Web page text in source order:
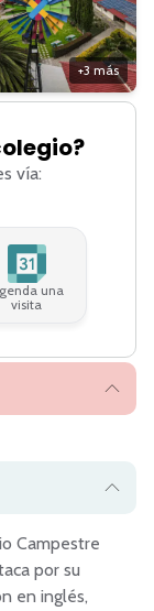
+3 más
vía:
una
visita
Campestre
por su
en inglés,